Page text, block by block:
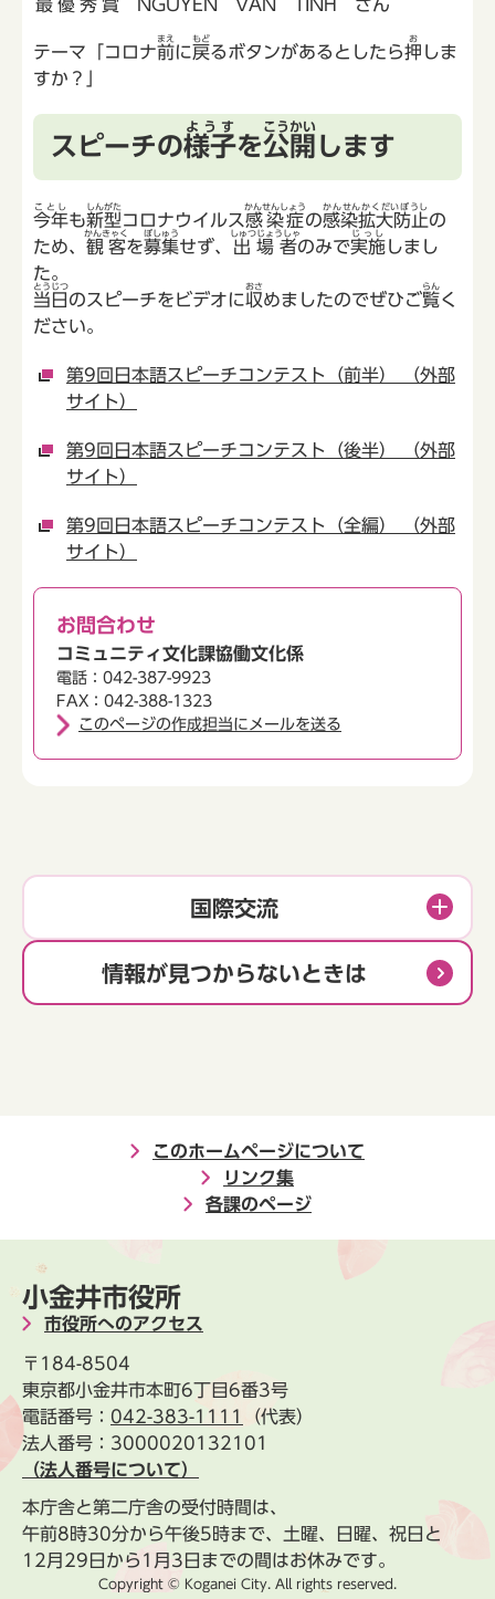
最優秀賞 NGUYEN VAN TINH さん
テーマ「コロナ前
まえ
に戻
もど
るボタンがあるとしたら押
お
しま
すか？」
スピーチの様子
ようす
を公開
こうかい
します
今年
ことし
も新型
しんがた
コロナウイルス感染症
かんせんしょう
の感染拡大防止
かんせんかくだいぼうし
の
ため、 観客
かんきゃく
を募集
ぼしゅう
せず、 出場者
しゅつじょうしゃ
のみで実施
じっし
しまし
た。
当日
とうじつ
のスピーチをビデオに収
おさ
めましたのでぜひご覧
らん
く
ださい。
第9回日本語スピーチコンテスト（前半） （外部
サイト）
第9回日本語スピーチコンテスト（後半） （外部
サイト）
第9回日本語スピーチコンテスト（全編） （外部
サイト）
お問合わせ
コミュニティ文化課協働文化係
電話：042-387-9923
FAX：042-388-1323
このページの作成担当にメールを送る
国際交流
情報が見つからないときは
このホームページについて
リンク集
各課のページ
小金井市役所
市役所へのアクセス
〒184-8504
東京都小金井市本町6丁目6番3号
電話番号： 042-383-1111
（代表）
法人番号：3000020132101
（法人番号について）
本庁舎と第二庁舎の受付時間は、
午前8時30分から午後5時まで、土曜、日曜、祝日と
12月29日から1月3日までの間はお休みです。
Copyright © Koganei City. All rights reserved.